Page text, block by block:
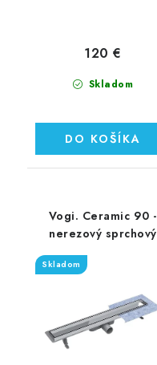
Skladom
120 €
DO KOŠÍKA
Vogi. Ceramic 90 -
nerezový sprchový
Skladom